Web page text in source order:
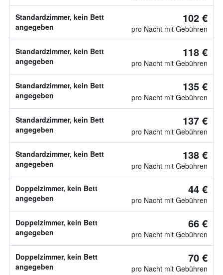
Standardzimmer, kein Bett
angegeben
102 €
pro Nacht mit Gebühren
Standardzimmer, kein Bett
angegeben
118 €
pro Nacht mit Gebühren
Standardzimmer, kein Bett
angegeben
135 €
pro Nacht mit Gebühren
Standardzimmer, kein Bett
angegeben
137 €
pro Nacht mit Gebühren
Standardzimmer, kein Bett
angegeben
138 €
pro Nacht mit Gebühren
Doppelzimmer, kein Bett
angegeben
44 €
pro Nacht mit Gebühren
Doppelzimmer, kein Bett
angegeben
66 €
pro Nacht mit Gebühren
Doppelzimmer, kein Bett
angegeben
70 €
pro Nacht mit Gebühren